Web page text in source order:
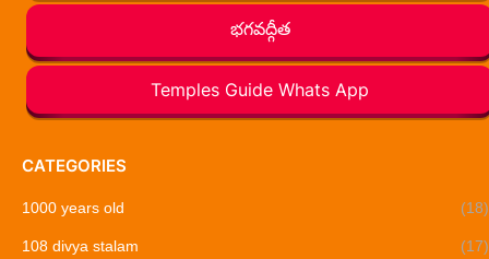
భగవద్గీత
Temples Guide Whats App
CATEGORIES
1000 years old (18)
108 divya stalam (17)